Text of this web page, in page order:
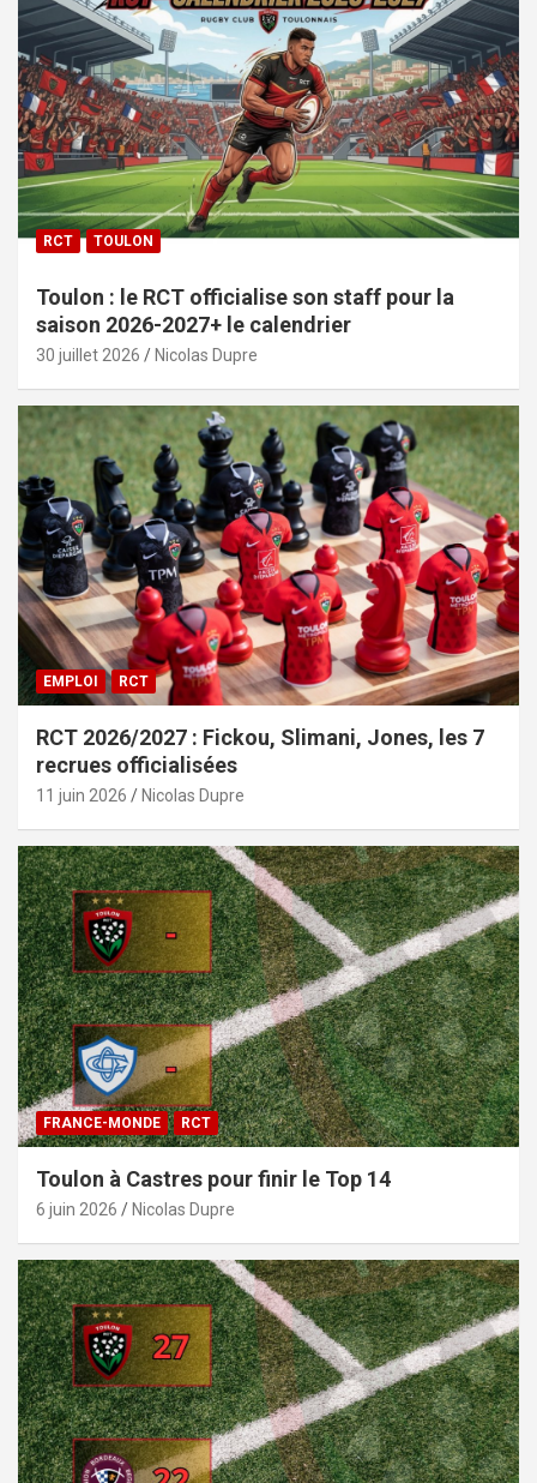
RCT TOULON
Toulon : le RCT officialise son staff pour la
saison 2026-2027+ le calendrier
30 juillet 2026 Nicolas Dupre
EMPLOI RCT
RCT 2026/2027 : Fickou, Slimani, Jones, les 7
recrues officialisées
11 juin 2026 Nicolas Dupre
FRANCE-MONDE RCT
Toulon à Castres pour finir le Top 14
6 juin 2026 Nicolas Dupre